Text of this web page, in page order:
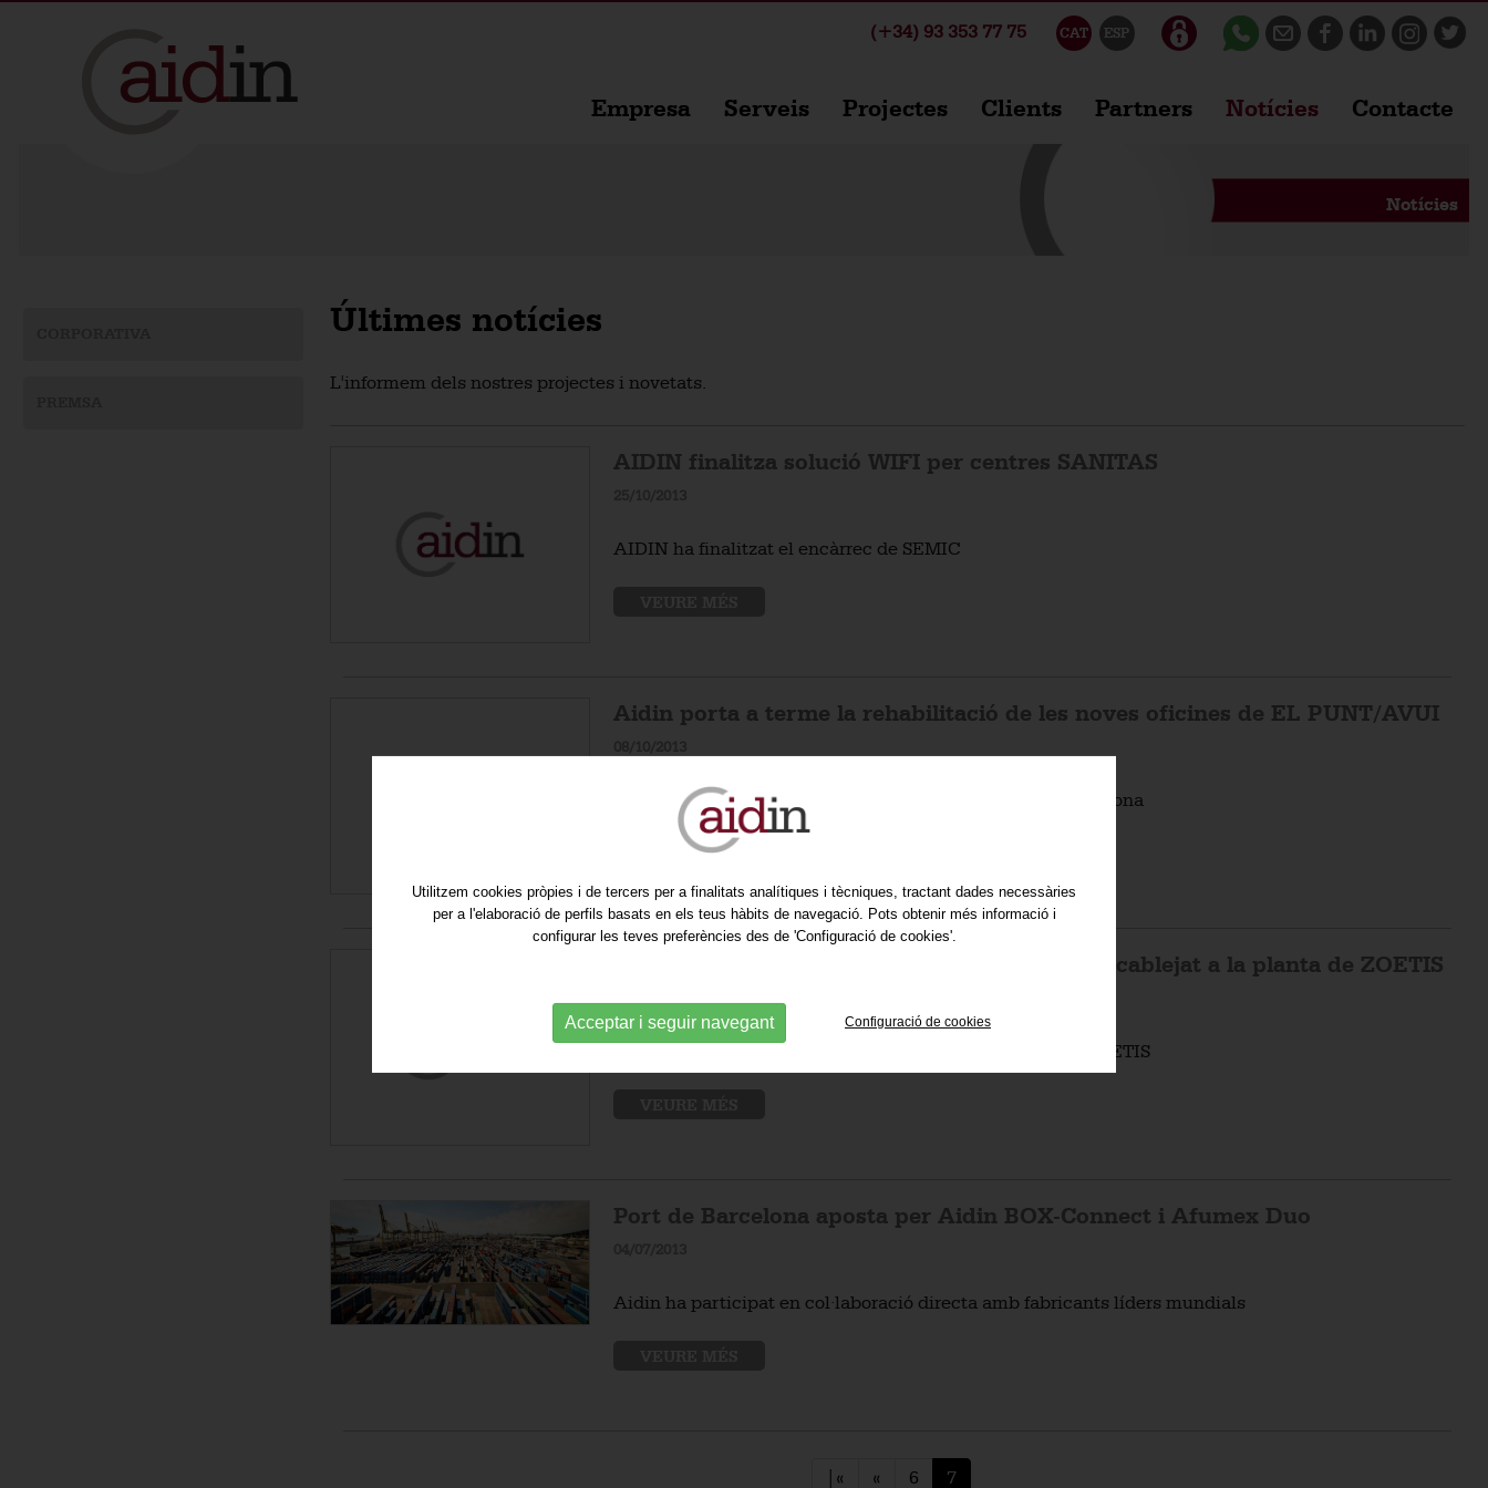
(+34) 93 353 77 75 CAT ESP
Empresa Serveis Projectes Clients Partners Notícies Contacte
Notícies
Últimes notícies
L'informem dels nostres projectes i novetats.
AIDIN finalitza solució WIFI per centres SANITAS
AIDIN ha finalitzat el encàrrec de SEMIC
Aidin porta a terme la rehabilitació de les noves oficines de EL PUNT/AVUI
Noves oficines de EL PUNT/AVUI al C/ Diputació de Barcelona
VEURE MÉS
Aidin seleccionada per a integrar sistemes de cablejat a la planta de ZOETIS
Cablatge estructurat per la multinacional farmacèutica ZOETIS
Port de Barcelona aposta per Aidin BOX-Connect i Afumex Duo
Aidin ha participat en col·laboració directa amb fabricants líders mundials
|« « 6 7
Utilitzem cookies pròpies i de tercers per a finalitats analítiques i tècniques, tractant dades necessàries
per a l'elaboració de perfils basats en els teus hàbits de navegació. Pots obtenir més informació i
configurar les teves preferències des de 'Configuració de cookies'.
Acceptar i seguir navegant Configuració de cookies